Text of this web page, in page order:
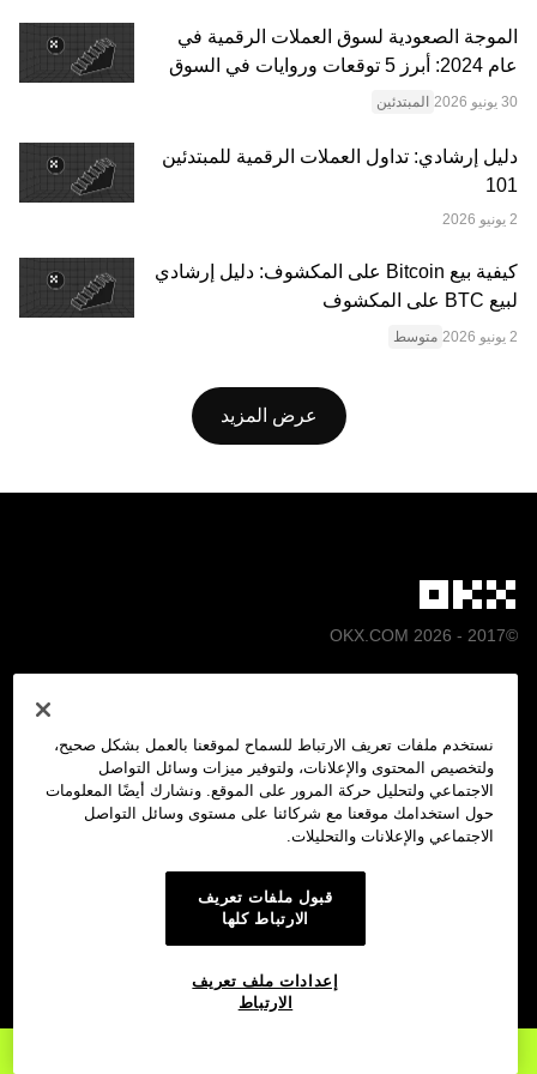
© 2025 OKX. تجوز إعادة إنتاج هذه المقالة أو توزيعها كاملةً، أو
استخدام مقتطفات منها بما لا يتجاوز 100 كلمة، شريطة ألا يكون
توزيع للمقالة بكاملها أن يُذكر ما يلي بوضوح: "هذه المقالة تعود
ملكيتها لصالح © 2025 OKX وتم الحصول على إذن لاستخدامها."
ويجب أن تُشِير المقتطفات المسموح بها إلى اسم المقالة وتتضمَّن
الإسناد المرجعي، على سبيل المثال: "اسم المقالة، [اسم المؤلف،
إن وُجد]، © 2025 OKX." قد يتم إنشاء بعض المحتوى أو مساعدته
بواسطة أدوات الذكاء الاصطناعي (AI). لا يجوز إنتاج أي أعمال
مشتقة من هذه المقالة أو استخدامها بطريقة أخرى.
الموجة الصعودية لسوق العملات الرقمية في
عام 2024: أبرز 5 توقعات وروايات في السوق
المبتدئين
دليل إرشادي: تداول العملات الرقمية للمبتدئين
101
كيفية بيع Bitcoin على المكشوف: دليل إرشادي
لبيع BTC على المكشوف
متوسط
عرض المزيد
©2017 - 2026 OKX.COM
المزيد حول OKX
نستخدم ملفات تعريف الارتباط للسماح لموقعنا بالعمل بشكل صحيح،
ولتخصيص المحتوى والإعلانات، ولتوفير ميزات وسائل التواصل
الاجتماعي ولتحليل حركة المرور على الموقع. ونشارك أيضًا المعلومات
حول استخدامك موقعنا مع شركائنا على مستوى وسائل التواصل
الاجتماعي والإعلانات والتحليلات.
قبول ملفات تعريف
الارتباط كلها
إعدادات ملف تعريف
الارتباط